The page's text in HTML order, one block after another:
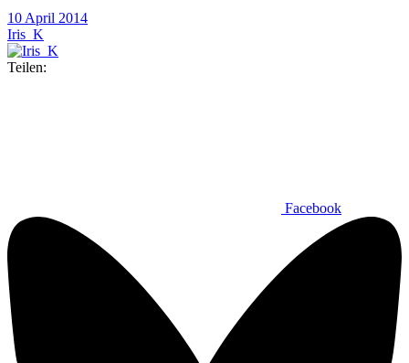
10 April 2014
Iris_K
Teilen:
Facebook